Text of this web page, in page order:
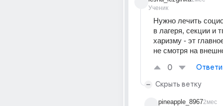
Ученик
Нужно лечить
в лагеря, секции и
харизму - эт
не смотря на
0
Скрыть ветку
pineapple_89672мес